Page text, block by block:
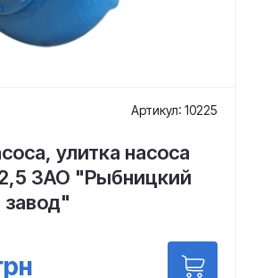
Артикул: 10225
улитка насоса
ЗАО "Рыбницкий
завод"